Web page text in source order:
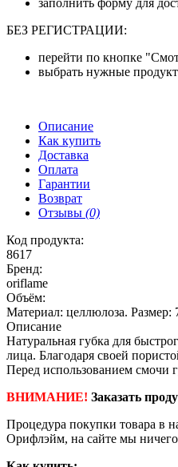
заполнить форму для
БЕЗ РЕГИСТРАЦИИ:
перейти по кнопке
выбрать нужные
Описание
Как купить
Доставка
Оплата
Гарантии
Возврат
Отзывы (0)
Код продукта:
8617
Бренд:
oriflame
Объём:
Материал: целлюлоза. Размер:
Описание
Натуральная губка для
лица. Благодаря своей
Перед использованием смочи
ВНИМАНИЕ! Заказать
Процедура покупки товара в
Орифлэйм, на сайте мы